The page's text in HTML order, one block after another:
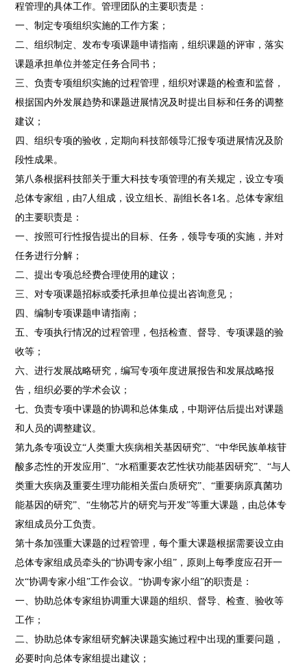
程管理的具体工作。管理团队的主要职责是：
一、制定专项组织实施的工作方案；
二、组织制定、发布专项课题申请指南，组织课题的评审，落实
课题承担单位并签定任务合同书；
三、负责专项组织实施的过程管理，组织对课题的检查和监督，
根据国内外发展趋势和课题进展情况及时提出目标和任务的调整
建议；
四、组织专项的验收，定期向科技部领导汇报专项进展情况及阶
段性成果。
第八条根据科技部关于重大科技专项管理的有关规定，设立专项
总体专家组，由7人组成，设立组长、副组长各1名。总体专家组
的主要职责是：
一、按照可行性报告提出的目标、任务，领导专项的实施，并对
任务进行分解；
二、提出专项总经费合理使用的建议；
三、对专项课题招标或委托承担单位提出咨询意见；
四、编制专项课题申请指南；
五、专项执行情况的过程管理，包括检查、督导、专项课题的验
收等；
六、进行发展战略研究，编写专项年度进展报告和发展战略报
告，组织必要的学术会议；
七、负责专项中课题的协调和总体集成，中期评估后提出对课题
和人员的调整建议。
第九条专项设立“人类重大疾病相关基因研究”、“中华民族单核苷
酸多态性的开发应用”、“水稻重要农艺性状功能基因研究”、“与人
类重大疾病及重要生理功能相关蛋白质研究”、“重要病原真菌功
能基因的研究”、“生物芯片的研究与开发”等重大课题，由总体专
家组成员分工负责。
第十条加强重大课题的过程管理，每个重大课题根据需要设立由
总体专家组成员牵头的“协调专家小组”，原则上每季度应召开一
次“协调专家小组”工作会议。“协调专家小组”的职责是：
一、协助总体专家组协调重大课题的组织、督导、检查、验收等
工作；
二、协助总体专家组研究解决课题实施过程中出现的重要问题，
必要时向总体专家组提出建议；